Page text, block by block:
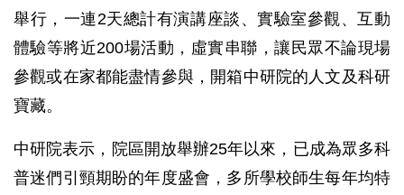
舉行，一連2天總計有演講座談、實驗室參觀、互動
體驗等將近200場活動，虛實串聯，讓民眾不論現場
參觀或在家都能盡情參與，開箱中研院的人文及科研
寶藏。
中研院表示，院區開放舉辦25年以來，已成為眾多科
普迷們引頸期盼的年度盛會，多所學校師生每年均特